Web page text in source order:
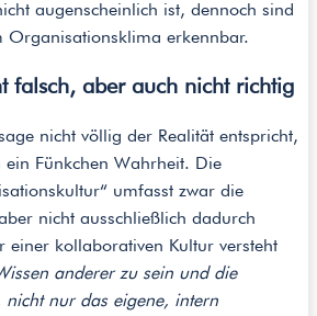
augenscheinlich ist, dennoch sind
Organisationsklima erkennbar.
aber auch nicht richtig
nicht völlig der Realität entspricht,
Fünkchen Wahrheit. Die
umfasst zwar die
nicht ausschließlich dadurch
einer kollaborativen Kultur versteht
anderer zu sein und die
nicht nur das eigene, intern